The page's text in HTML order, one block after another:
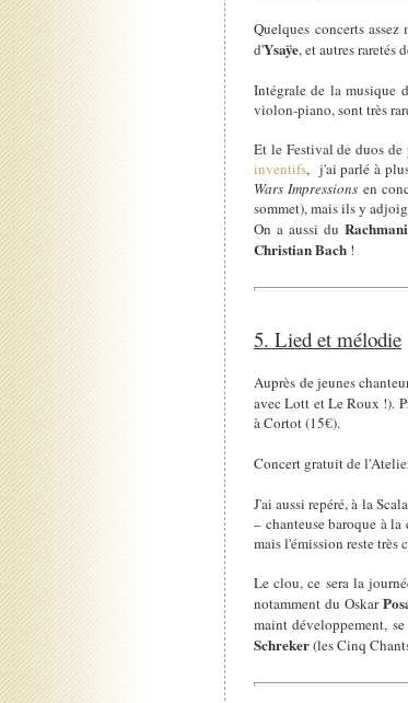
Quelques concerts
d'Ysaÿe, et autres raretés
Intégrale de la musique
violon-piano, sont très
Et le Festival de duos
inventifs, j'ai parlé à
Wars Impressions en
sommet), mais ils y
On a aussi du
Christian Bach !
5. Lied et mélodie
Auprès de jeunes
avec Lott et Le Roux !).
à Cortot (15€).
Concert gratuit de
J'ai aussi repéré, à la
– chanteuse baroque à
mais l'émission reste très
Le clou, ce sera la
notamment du Oskar
maint développement,
Schreker(les Cinq